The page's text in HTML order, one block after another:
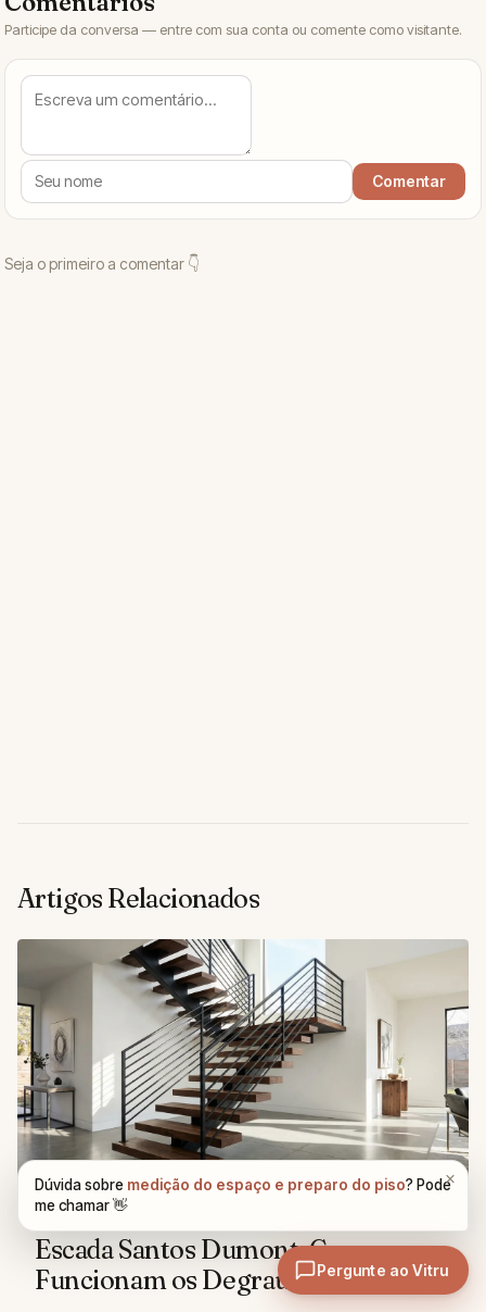
Artigos Relacionados
Escada Santos Dumont: Como
Funcionam os Degraus Alternados